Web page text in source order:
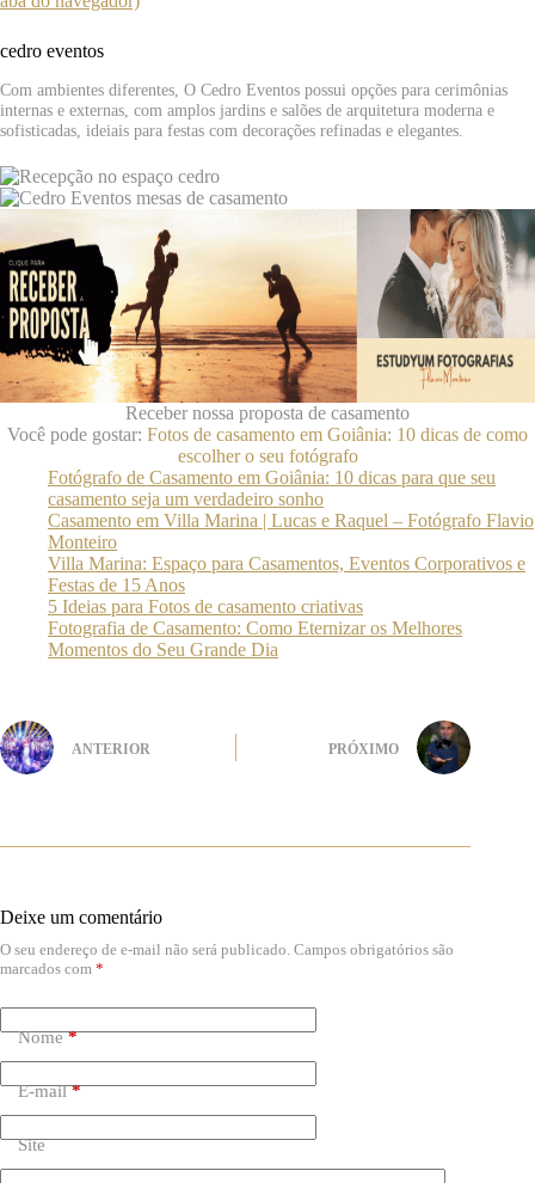
cedro eventos
Com ambientes diferentes, O Cedro Eventos possui opções para cerimônias
internas e externas, com amplos jardins e salões de arquitetura moderna e
sofisticadas, ideiais para festas com decorações refinadas e elegantes.
Receber nossa proposta de casamento
Você pode gostar: Fotos de casamento em Goiânia: 10 dicas de como
escolher o seu fotógrafo
Fotógrafo de Casamento em Goiânia: 10 dicas para que seu
casamento seja um verdadeiro sonho
Casamento em Villa Marina | Lucas e Raquel – Fotógrafo Flavio
Monteiro
Villa Marina: Espaço para Casamentos, Eventos Corporativos e
Festas de 15 Anos
5 Ideias para Fotos de casamento criativas
Fotografia de Casamento: Como Eternizar os Melhores
Momentos do Seu Grande Dia
ANTERIOR PRÓXIMO
Deixe um comentário
O seu endereço de e-mail não será publicado. Campos obrigatórios são
marcados com *
Nome*
E-mail*
Site